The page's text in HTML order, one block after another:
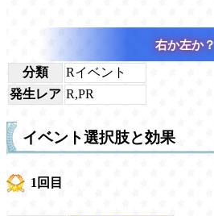
右か左か？
分類
Rイベント
発生レア R,PR
イベント選択肢と効果
1回目